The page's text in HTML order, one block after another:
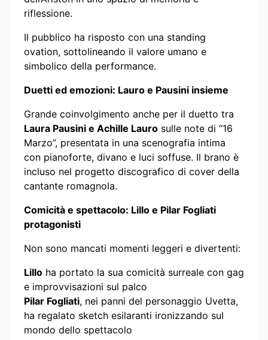
riflessione.
Il pubblico ha risposto con una standing
ovation, sottolineando il valore umano e
simbolico della performance.
Duetti ed emozioni: Lauro e Pausini insieme
Grande coinvolgimento anche per il duetto tra
Laura Pausini e Achille Lauro sulle note di “16
Marzo”, presentata in una scenografia intima
con pianoforte, divano e luci soffuse. Il brano è
incluso nel progetto discografico di cover della
cantante romagnola.
Comicità e spettacolo: Lillo e Pilar Fogliati
protagonisti
Non sono mancati momenti leggeri e divertenti:
Lillo ha portato la sua comicità surreale con gag
e improvvisazioni sul palco
Pilar Fogliati, nei panni del personaggio Uvetta,
ha regalato sketch esilaranti ironizzando sul
mondo dello spettacolo